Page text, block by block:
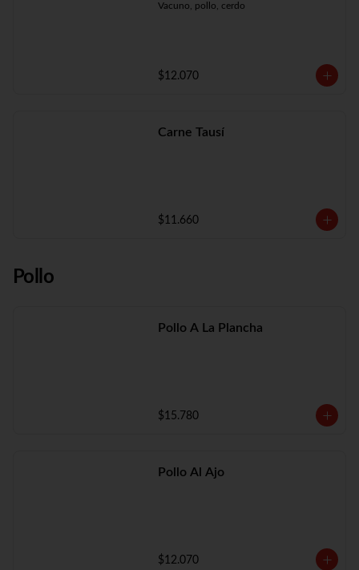
Vacuno, pollo, cerdo
$12.070
Carne Tausí
$11.660
Pollo
Pollo A La Plancha
$15.780
Pollo Al Ajo
$12.070